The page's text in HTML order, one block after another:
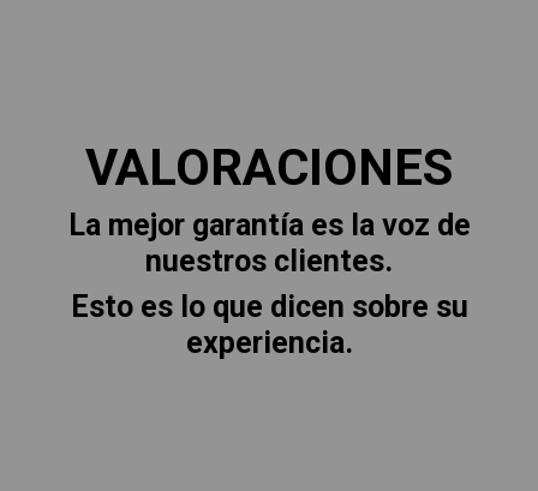
VALORACIONES
La mejor garantía es la voz de
nuestros clientes.
Esto es lo que dicen sobre su
experiencia.